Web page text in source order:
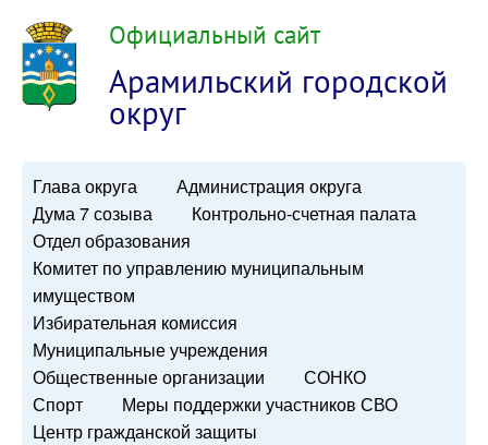
Официальный сайт
Арамильский городской
округ
Глава округа
Администрация округа
Дума 7 созыва
Контрольно-счетная палата
Отдел образования
Комитет по управлению муниципальным
имуществом
Избирательная комиссия
Муниципальные учреждения
Общественные организации
СОНКО
Спорт
Меры поддержки участников СВО
Центр гражданской защиты